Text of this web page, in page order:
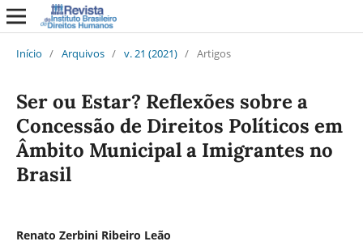
Início / Arquivos / v. 21 (2021) / Artigos
Ser ou Estar? Reflexões sobre a
Concessão de Direitos Políticos em
Âmbito Municipal a Imigrantes no
Brasil
Renato Zerbini Ribeiro Leão